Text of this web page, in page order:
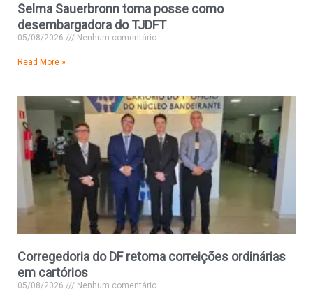
Selma Sauerbronn toma posse como
desembargadora do TJDFT
05/08/2026 Nenhum comentário
Read More »
Corregedoria do DF retoma correições ordinárias
em cartórios
05/08/2026 Nenhum comentário